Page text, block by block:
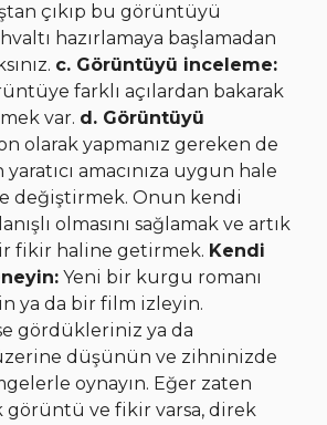
çıkıp bu görüntüyü
hazırlamaya başlamadan
c. Görüntüyü inceleme:
farklı açılardan bakarak
var. d. Görüntüyü
olarak yapmanız gereken de
amacınıza uygun hale
değiştirmek. Onun kendi
olmasını sağlamak ve artık
fikir haline getirmek. Kendi
Yeni bir kurgu romanı
ya da bir film izleyin.
gördükleriniz ya da
düşünün ve zihninizde
oynayın. Eğer zaten
görüntü ve fikir varsa, direk